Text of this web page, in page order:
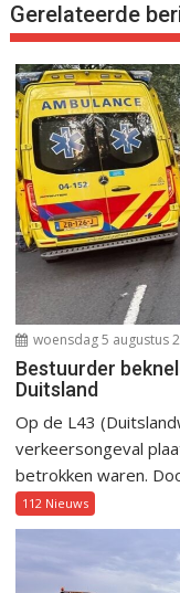
Gerelateerde
woensdag 5 augustus
Bestuurder
Duitsland
Op de L43
verkeersongeval
betrokken waren.
112 Nieuws